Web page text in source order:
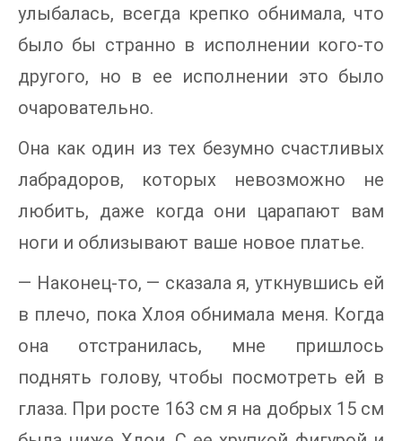
улыбалась, всегда крепко обнимала, что
было бы странно в исполнении кого-то
другого, но в ее исполнении это было
очаровательно.
Она как один из тех безумно счастливых
лабрадоров, которых невозможно не
любить, даже когда они царапают вам
ноги и облизывают ваше новое платье.
— Наконец-то, — сказала я, уткнувшись ей
в плечо, пока Хлоя обнимала меня. Когда
она отстранилась, мне пришлось
поднять голову, чтобы посмотреть ей в
глаза. При росте 163 см я на добрых 15 см